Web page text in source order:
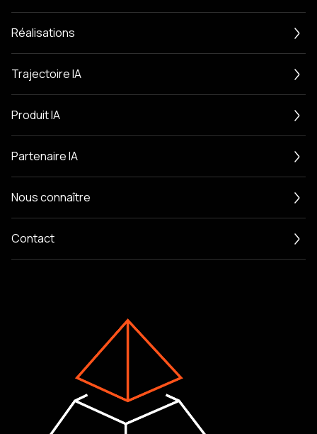
Réalisations
Trajectoire IA
Produit IA
Partenaire IA
Nous connaître
Contact